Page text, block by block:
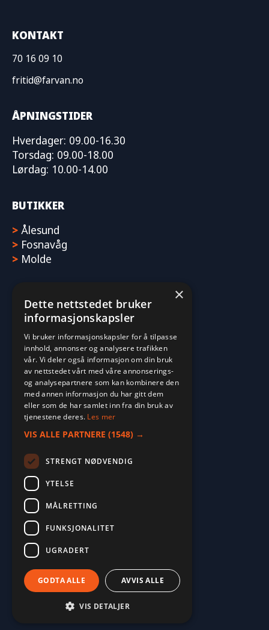
KONTAKT
70 16 09 10
fritid@farvan.no
ÅPNINGSTIDER
Hverdager: 09.00-16.30
Torsdag: 09.00-18.00
Lørdag: 10.00-14.00
BUTIKKER
> Ålesund
> Fosnavåg
> Molde
2026. ALL RIGHTS RESERVED.
POWERED BY EMPORI CMS
×
Dette nettstedet bruker
informasjonskapsler
Vi bruker informasjonskapsler for å tilpasse
innhold, annonser og analysere trafikken
vår. Vi deler også informasjon om din bruk
av nettstedet vårt med våre annonserings-
og analysepartnere som kan kombinere den
med annen informasjon du har gitt dem
eller som de har samlet inn fra din bruk av
tjenestene deres. Les mer
VIS ALLE PARTNERE (1548) →
STRENGT NØDVENDIG
YTELSE
MÅLRETTING
FUNKSJONALITET
UGRADERT
GODTA ALLE AVVIS ALLE
VIS DETALJER